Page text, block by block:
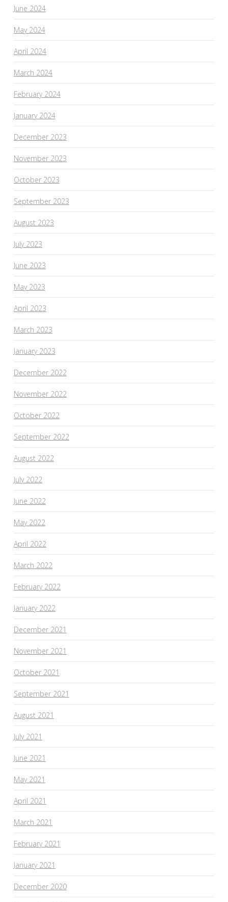
June 2024
May 2024
April 2024
March 2024
February 2024
January 2024
December 2023
November 2023
October 2023
September 2023
August 2023
July 2023
June 2023
May 2023
April 2023
March 2023
January 2023
December 2022
November 2022
October 2022
September 2022
August 2022
July 2022
June 2022
May 2022
April 2022
March 2022
February 2022
January 2022
December 2021
November 2021
October 2021
September 2021
August 2021
July 2021
June 2021
May 2021
April 2021
March 2021
February 2021
January 2021
December 2020